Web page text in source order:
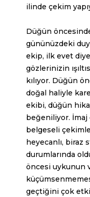
ilinde çekim
Düğün
gününüzdeki
ekip, ilk evet diye
gözlerinizin
kılıyor. Düğün
doğal haliyle
ekibi, düğün
beğeniliyor. İmaj
belgeseli
heyecanlı, biraz
durumlarında
öncesi uykunun
geçtiğini çok